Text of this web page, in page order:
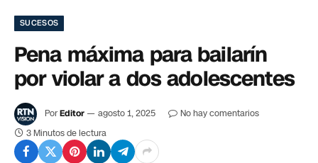
SUCESOS
Pena máxima para bailarín
por violar a dos adolescentes
PorEditor agosto 1, 2025
No hay comentarios
3 Minutos de lectura